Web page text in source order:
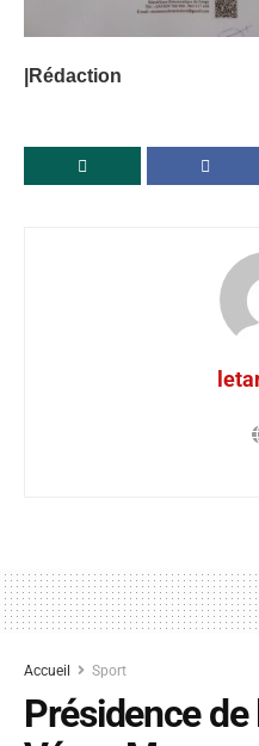
|Rédaction
Accueil Sport
Présidence de